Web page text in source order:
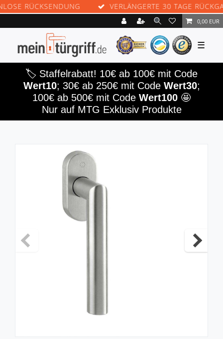
RÜCKSENDUNG VERLÄNGERTE 30 TAGE RÜCKGABE
0,00 EUR
☰
🏷️ Staffelrabatt! 10€ ab 100€ mit Code
Wert10; 30€ ab 250€ mit Code Wert30;
100€ ab 500€ mit Code Wert100 🤩
Nur auf MTG Exklusiv Produkte